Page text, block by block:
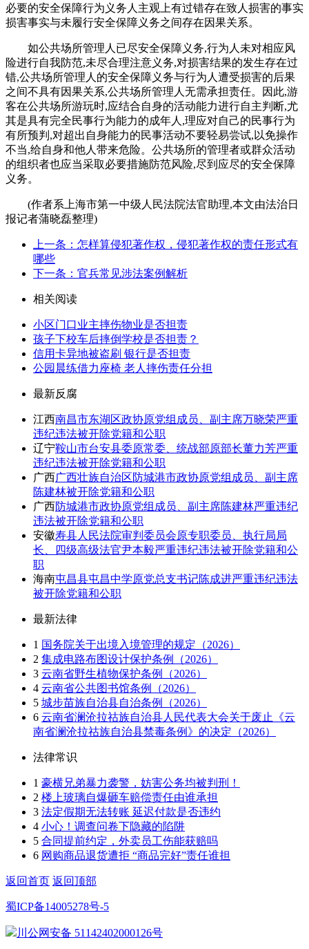
必要的安全保障行为义务人主观上有过错存在致人损害的事实
损害事实与未履行安全保障义务之间存在因果关系。
如公共场所管理人已尽安全保障义务,行为人未对相应风
险进行自我防范,未尽合理注意义务,对损害结果的发生存在过
错,公共场所管理人的安全保障义务与行为人遭受损害的后果
之间不具有因果关系,公共场所管理人无需承担责任。因此,游
客在公共场所游玩时,应结合自身的活动能力进行自主判断,尤
其是具有完全民事行为能力的成年人,理应对自己的民事行为
有所预判,对超出自身能力的民事活动不要轻易尝试,以免操作
不当,给自身和他人带来危险。公共场所的管理者或群众活动
的组织者也应当采取必要措施防范风险,尽到应尽的安全保障
义务。
(作者系上海市第一中级人民法院法官助理,本文由法治日
报记者蒲晓磊整理)
上一条：怎样算侵犯著作权，侵犯著作权的责任形式有
哪些
下一条：官兵常见涉法案例解析
相关阅读
小区门口业主摔伤物业是否担责
孩子下校车后摔倒学校是否担责？
信用卡异地被盗刷 银行是否担责
公园晨练借力座椅 老人摔伤责任分担
最新反腐
江西南昌市东湖区政协原党组成员、副主席万晓荣严重
违纪违法被开除党籍和公职
辽宁鞍山市台安县委原常委、统战部原部长董力芳严重
违纪违法被开除党籍和公职
广西广西壮族自治区防城港市政协原党组成员、副主席
陈建林被开除党籍和公职
广西防城港市政协原党组成员、副主席陈建林严重违纪
违法被开除党籍和公职
安徽寿县人民法院审判委员会原专职委员、执行局局
长、四级高级法官尹本毅严重违纪违法被开除党籍和公
职
海南屯昌县屯昌中学原党总支书记陈成进严重违纪违法
被开除党籍和公职
最新法律
1 国务院关于出境入境管理的规定（2026）
2 集成电路布图设计保护条例（2026）
3 云南省野生植物保护条例（2026）
4 云南省公共图书馆条例（2026）
5 城步苗族自治县自治条例（2026）
6 云南省澜沧拉祜族自治县人民代表大会关于废止《云
南省澜沧拉祜族自治县禁毒条例》的决定（2026）
法律常识
1 豪横兄弟暴力袭警，妨害公务均被判刑！
2 楼上玻璃自爆砸车赔偿责任由谁承担
3 法定假期无法转账 延迟付款是否违约
4 小心！调查问卷下隐藏的陷阱
5 合同提前约定，外卖员工伤能获赔吗
6 网购商品退货遭拒 “商品完好”责任谁担
返回首页 返回顶部
蜀ICP备14005278号-5
川公网安备 51142402000126号